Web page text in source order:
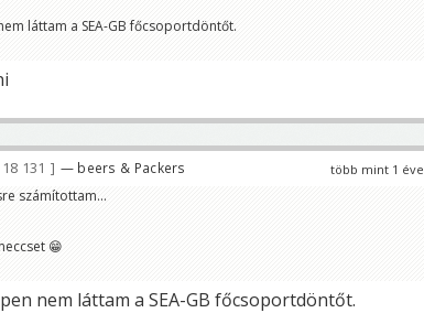
láttam a SEA-GB főcsoportdöntőt.
több mint 1 éve
18 131 — beers & Packers
számítottam...
😁
nem láttam a SEA-GB főcsoportdöntőt.